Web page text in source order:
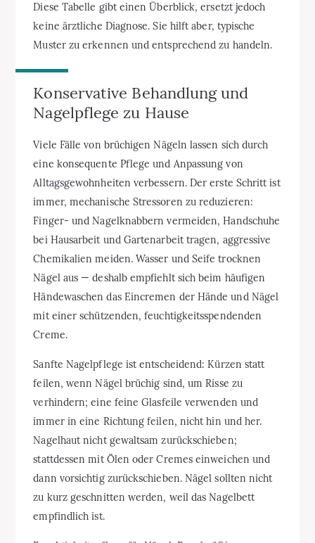
Diese Tabelle gibt einen Überblick, ersetzt jedoch
keine ärztliche Diagnose. Sie hilft aber, typische
Muster zu erkennen und entsprechend zu handeln.
Konservative Behandlung und
Nagelpflege zu Hause
Viele Fälle von brüchigen Nägeln lassen sich durch
eine konsequente Pflege und Anpassung von
Alltagsgewohnheiten verbessern. Der erste Schritt ist
immer, mechanische Stressoren zu reduzieren:
Finger- und Nagelknabbern vermeiden, Handschuhe
bei Hausarbeit und Gartenarbeit tragen, aggressive
Chemikalien meiden. Wasser und Seife trocknen
Nägel aus — deshalb empfiehlt sich beim häufigen
Händewaschen das Eincremen der Hände und Nägel
mit einer schützenden, feuchtigkeitsspendenden
Creme.
Sanfte Nagelpflege ist entscheidend: Kürzen statt
feilen, wenn Nägel brüchig sind, um Risse zu
verhindern; eine feine Glasfeile verwenden und
immer in eine Richtung feilen, nicht hin und her.
Nagelhaut nicht gewaltsam zurückschieben;
stattdessen mit Ölen oder Cremes einweichen und
dann vorsichtig zurückschieben. Nägel sollten nicht
zu kurz geschnitten werden, weil das Nagelbett
empfindlich ist.